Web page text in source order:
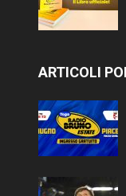
ARTICOLI